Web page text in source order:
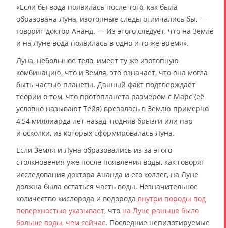
«Если бы вода появилась после того, как была
образована Луна, изотопные следы отличались бы, —
говорит доктор Ананд. — Из этого следует, что на Земле
и на Луне вода появилась в одно и то же время».
Луна, небольшое тело, имеет ту же изотопную
комбинацию, что и Земля, это означает, что она могла
быть частью планеты. Данный факт подтверждает
теории о том, что протопланета размером с Марс (её
условно называют Тейя) врезалась в Землю примерно
4,54 миллиарда лет назад, подняв брызги или пар
и осколки, из которых сформировалась Луна.
Если Земля и Луна образовались из-за этого
столкновения уже после появления воды, как говорят
исследования доктора Ананда и его коллег, на Луне
должна была остаться часть воды. Незначительное
количество кислорода и водорода внутри породы под
поверхностью указывает, что на Луне раньше было
больше воды, чем сейчас. Последние непилотируемые